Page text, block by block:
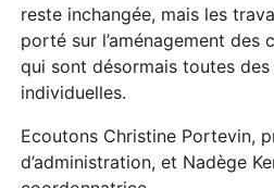
reste inchangée, mais les
porté sur l’aménagement des
qui sont désormais toutes des
individuelles.
Ecoutons Christine Portevin,
d’administration, et Nadège